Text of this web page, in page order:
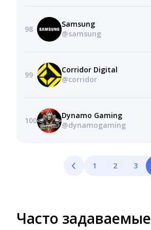
98
Samsung
@samsung
99
Corridor Digital
@corridor
100
Dynamo Gaming
@dynamogaming
1 2 3
Часто задаваемые